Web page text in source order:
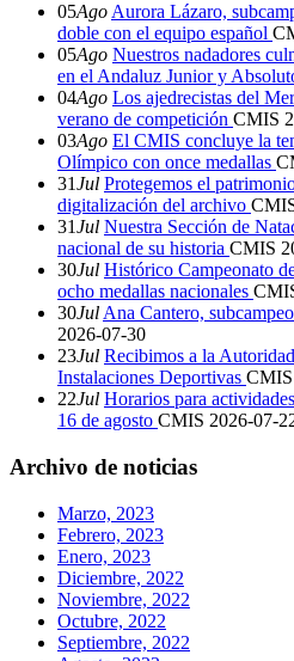
05Ago Aurora Lázaro,
doble con el equipo español
05Ago Nuestros nadadores
en el Andaluz Junior y
04Ago Los ajedrecistas del
verano de competición CMIS
03Ago El CMIS concluye la
Olímpico con once medallas
31Jul Protegemos el
digitalización del archivo
31Jul Nuestra Sección de
nacional de su historia CMIS
30Jul Histórico Campeonato
ocho medallas nacionales
30Jul Ana Cantero,
2026-07-30
23Jul Recibimos a la
Instalaciones Deportivas CMIS
22Jul Horarios para
16 de agosto CMIS 2026-07-
Archivo de noticias
Marzo, 2023
Febrero, 2023
Enero, 2023
Diciembre, 2022
Noviembre, 2022
Octubre, 2022
Septiembre, 2022